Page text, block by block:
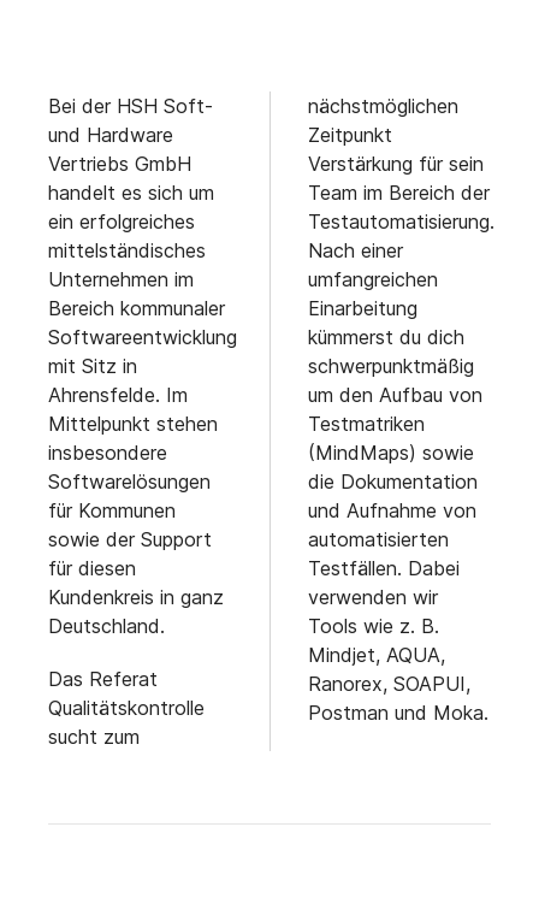
Bei der HSH Soft-
und Hardware
Vertriebs GmbH
handelt es sich um
ein erfolgreiches
mittelständisches
Unternehmen im
Bereich kommunaler
Softwareentwicklung
mit Sitz in
Ahrensfelde. Im
Mittelpunkt stehen
insbesondere
Softwarelösungen
für Kommunen
sowie der Support
für diesen
Kundenkreis in ganz
Deutschland.
Das Referat
Qualitätskontrolle
sucht zum
nächstmöglichen
Zeitpunkt
Verstärkung für sein
Team im Bereich der
Testautomatisierung.
Nach einer
umfangreichen
Einarbeitung
kümmerst du dich
schwerpunktmäßig
um den Aufbau von
Testmatriken
(MindMaps) sowie
die Dokumentation
und Aufnahme von
automatisierten
Testfällen. Dabei
verwenden wir
Tools wie z. B.
Mindjet, AQUA,
Ranorex, SOAPUI,
Postman und Moka.